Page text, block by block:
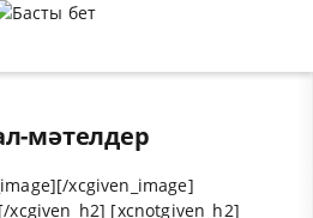
мәтелдер
xcgiven_image]
xcgiven_h2] [xcnotgiven_h2]